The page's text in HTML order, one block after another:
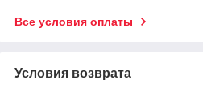
Все условия оплаты
Условия возврата